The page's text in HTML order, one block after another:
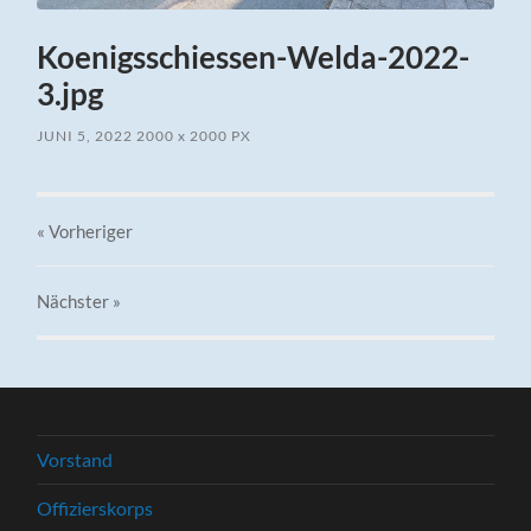
Koenigsschiessen-Welda-2022-
3.jpg
JUNI 5, 2022 2000x 2000 PX
« Vorheriger
Nächster »
Vorstand
Offizierskorps